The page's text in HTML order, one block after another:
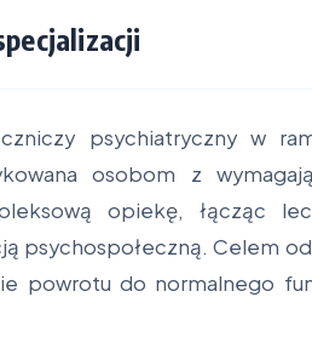
psychiatryczny w
osobom z
opiekę, łącząc
psychospołeczną. Celem
powrotu do normalnego